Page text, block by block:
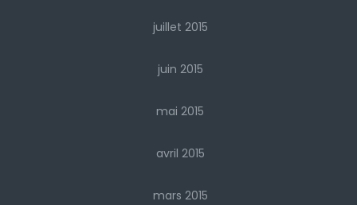
juillet 2015
juin 2015
mai 2015
avril 2015
mars 2015